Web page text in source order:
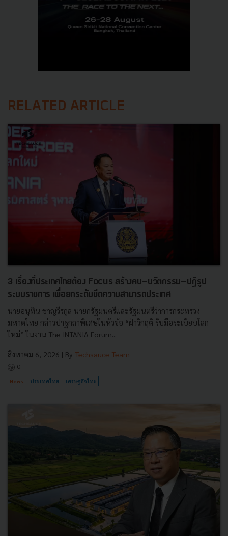
RELATED ARTICLE
3 เรื่องที่ประเทศไทยต้อง Focus สร้างคน–นวัตกรรม–ปฏิรูป
ระบบราชการ เพื่อยกระดับขีดความสามารถประเทศ
นายอนุทิน ชาญวีรกูล นายกรัฐมนตรีและรัฐมนตรีว่าการกระทรวง
มหาดไทย กล่าวปาฐกถาพิเศษในหัวข้อ “ฝ่าวิกฤติ รับมือระเบียบโลก
ใหม่” ในงาน The INTANIA Forum...
สิงหาคม 6, 2026 | By Techsauce Team
0
News ประเทศไทย เศรษฐกิจไทย